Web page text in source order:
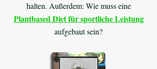
halten. Außerdem: Wie muss eine
Plantbased Diet für sportliche Leistung
aufgebaut sein?